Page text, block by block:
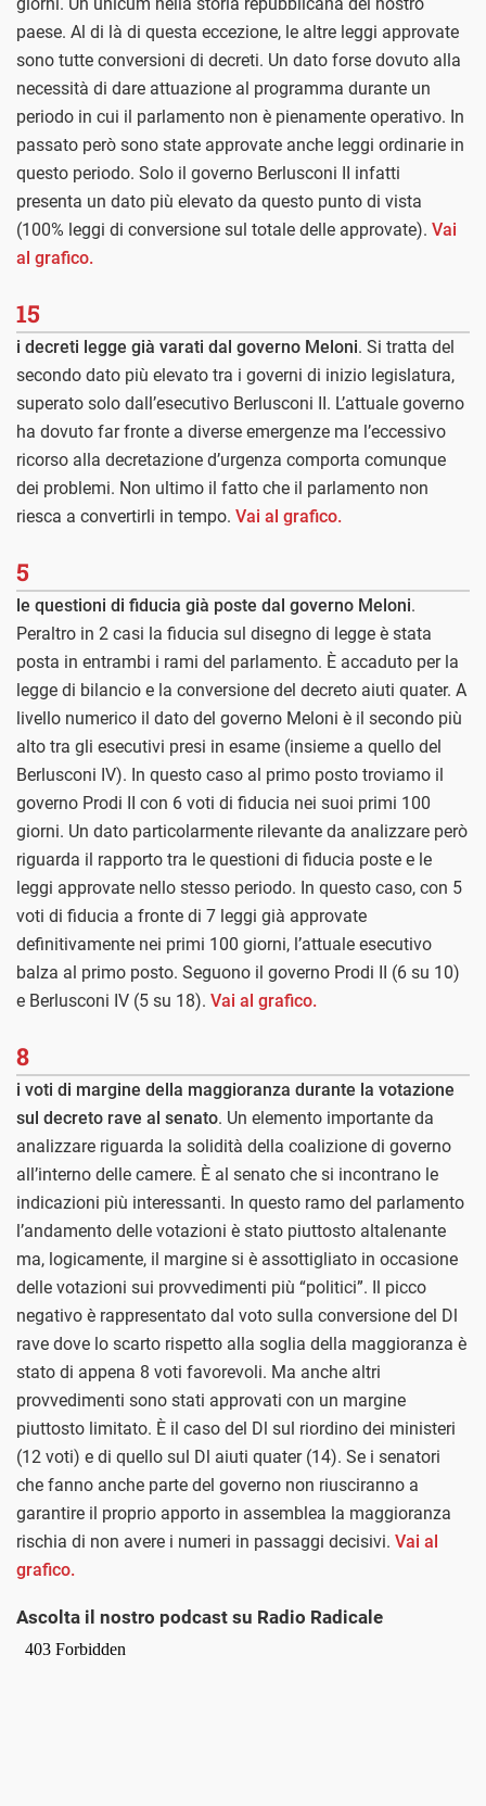
paese. Al di là di questa eccezione, le altre leggi approvate
sono tutte conversioni di decreti. Un dato forse dovuto alla
necessità di dare attuazione al programma durante un
periodo in cui il parlamento non è pienamente operativo. In
passato però sono state approvate anche leggi ordinarie in
questo periodo. Solo il governo Berlusconi II infatti
presenta un dato più elevato da questo punto di vista
(100% leggi di conversione sul totale delle approvate). Vai
al grafico.
15
i decreti legge già varati dal governo Meloni. Si tratta del
secondo dato più elevato tra i governi di inizio legislatura,
superato solo dall’esecutivo Berlusconi II. L’attuale governo
ha dovuto far fronte a diverse emergenze ma l’eccessivo
ricorso alla decretazione d’urgenza comporta comunque
dei problemi. Non ultimo il fatto che il parlamento non
riesca a convertirli in tempo. Vai al grafico.
5
le questioni di fiducia già poste dal governo Meloni.
Peraltro in 2 casi la fiducia sul disegno di legge è stata
posta in entrambi i rami del parlamento. È accaduto per la
legge di bilancio e la conversione del decreto aiuti quater. A
livello numerico il dato del governo Meloni è il secondo più
alto tra gli esecutivi presi in esame (insieme a quello del
Berlusconi IV). In questo caso al primo posto troviamo il
governo Prodi II con 6 voti di fiducia nei suoi primi 100
giorni. Un dato particolarmente rilevante da analizzare però
riguarda il rapporto tra le questioni di fiducia poste e le
leggi approvate nello stesso periodo. In questo caso, con 5
voti di fiducia a fronte di 7 leggi già approvate
definitivamente nei primi 100 giorni, l’attuale esecutivo
balza al primo posto. Seguono il governo Prodi II (6 su 10)
e Berlusconi IV (5 su 18). Vai al grafico.
8
i voti di margine della maggioranza durante la votazione
sul decreto rave al senato. Un elemento importante da
analizzare riguarda la solidità della coalizione di governo
all’interno delle camere. È al senato che si incontrano le
indicazioni più interessanti. In questo ramo del parlamento
l’andamento delle votazioni è stato piuttosto altalenante
ma, logicamente, il margine si è assottigliato in occasione
delle votazioni sui provvedimenti più “politici”. Il picco
negativo è rappresentato dal voto sulla conversione del Dl
rave dove lo scarto rispetto alla soglia della maggioranza è
stato di appena 8 voti favorevoli. Ma anche altri
provvedimenti sono stati approvati con un margine
piuttosto limitato. È il caso del Dl sul riordino dei ministeri
(12 voti) e di quello sul Dl aiuti quater (14). Se i senatori
che fanno anche parte del governo non riusciranno a
garantire il proprio apporto in assemblea la maggioranza
rischia di non avere i numeri in passaggi decisivi. Vai al
grafico.
Ascolta il nostro podcast su Radio Radicale